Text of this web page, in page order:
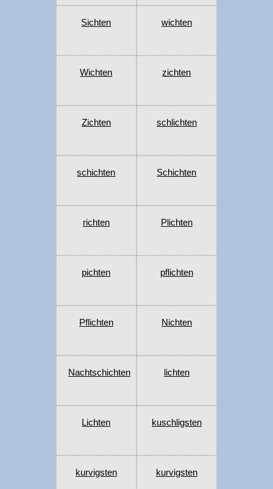
Sichten wichten
Wichten zichten
Zichten schlichten
schichten Schichten
richten Plichten
pichten pflichten
Pflichten Nichten
Nachtschichten lichten
Lichten kuschligsten
kurvigsten kurvigsten